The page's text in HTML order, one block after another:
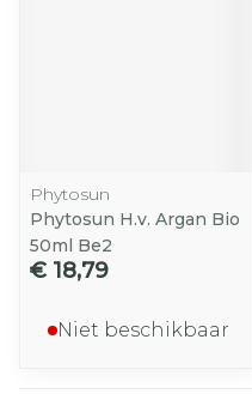
Phytosun
Phytosun H.v. Argan Bio
50ml Be2
€ 18,79
Niet beschikbaar